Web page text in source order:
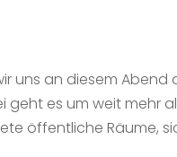
uns an diesem Abend
es um weit mehr
öffentliche Räume,